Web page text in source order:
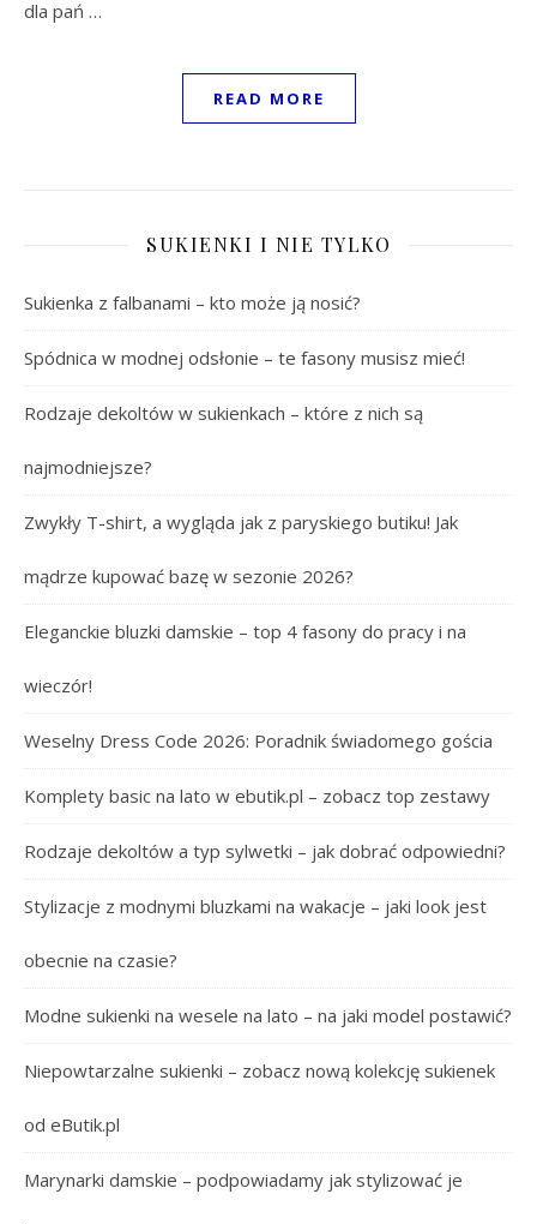
dla pań …
READ MORE
SUKIENKI I NIE TYLKO
Sukienka z falbanami – kto może ją nosić?
Spódnica w modnej odsłonie – te fasony musisz mieć!
Rodzaje dekoltów w sukienkach – które z nich są
najmodniejsze?
Zwykły T-shirt, a wygląda jak z paryskiego butiku! Jak
mądrze kupować bazę w sezonie 2026?
Eleganckie bluzki damskie – top 4 fasony do pracy i na
wieczór!
Weselny Dress Code 2026: Poradnik świadomego gościa
Komplety basic na lato w ebutik.pl – zobacz top zestawy
Rodzaje dekoltów a typ sylwetki – jak dobrać odpowiedni?
Stylizacje z modnymi bluzkami na wakacje – jaki look jest
obecnie na czasie?
Modne sukienki na wesele na lato – na jaki model postawić?
Niepowtarzalne sukienki – zobacz nową kolekcję sukienek
od eButik.pl
Marynarki damskie – podpowiadamy jak stylizować je